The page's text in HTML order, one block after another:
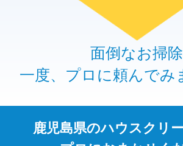
面倒なお掃除
一度、プロに頼んでみ
鹿児島県のハウスクリ